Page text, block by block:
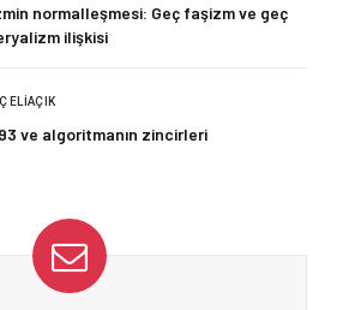
normalleşmesi: Geç faşizm ve geç
ilişkisi
ELIAÇIK
ve algoritmanın zincirleri